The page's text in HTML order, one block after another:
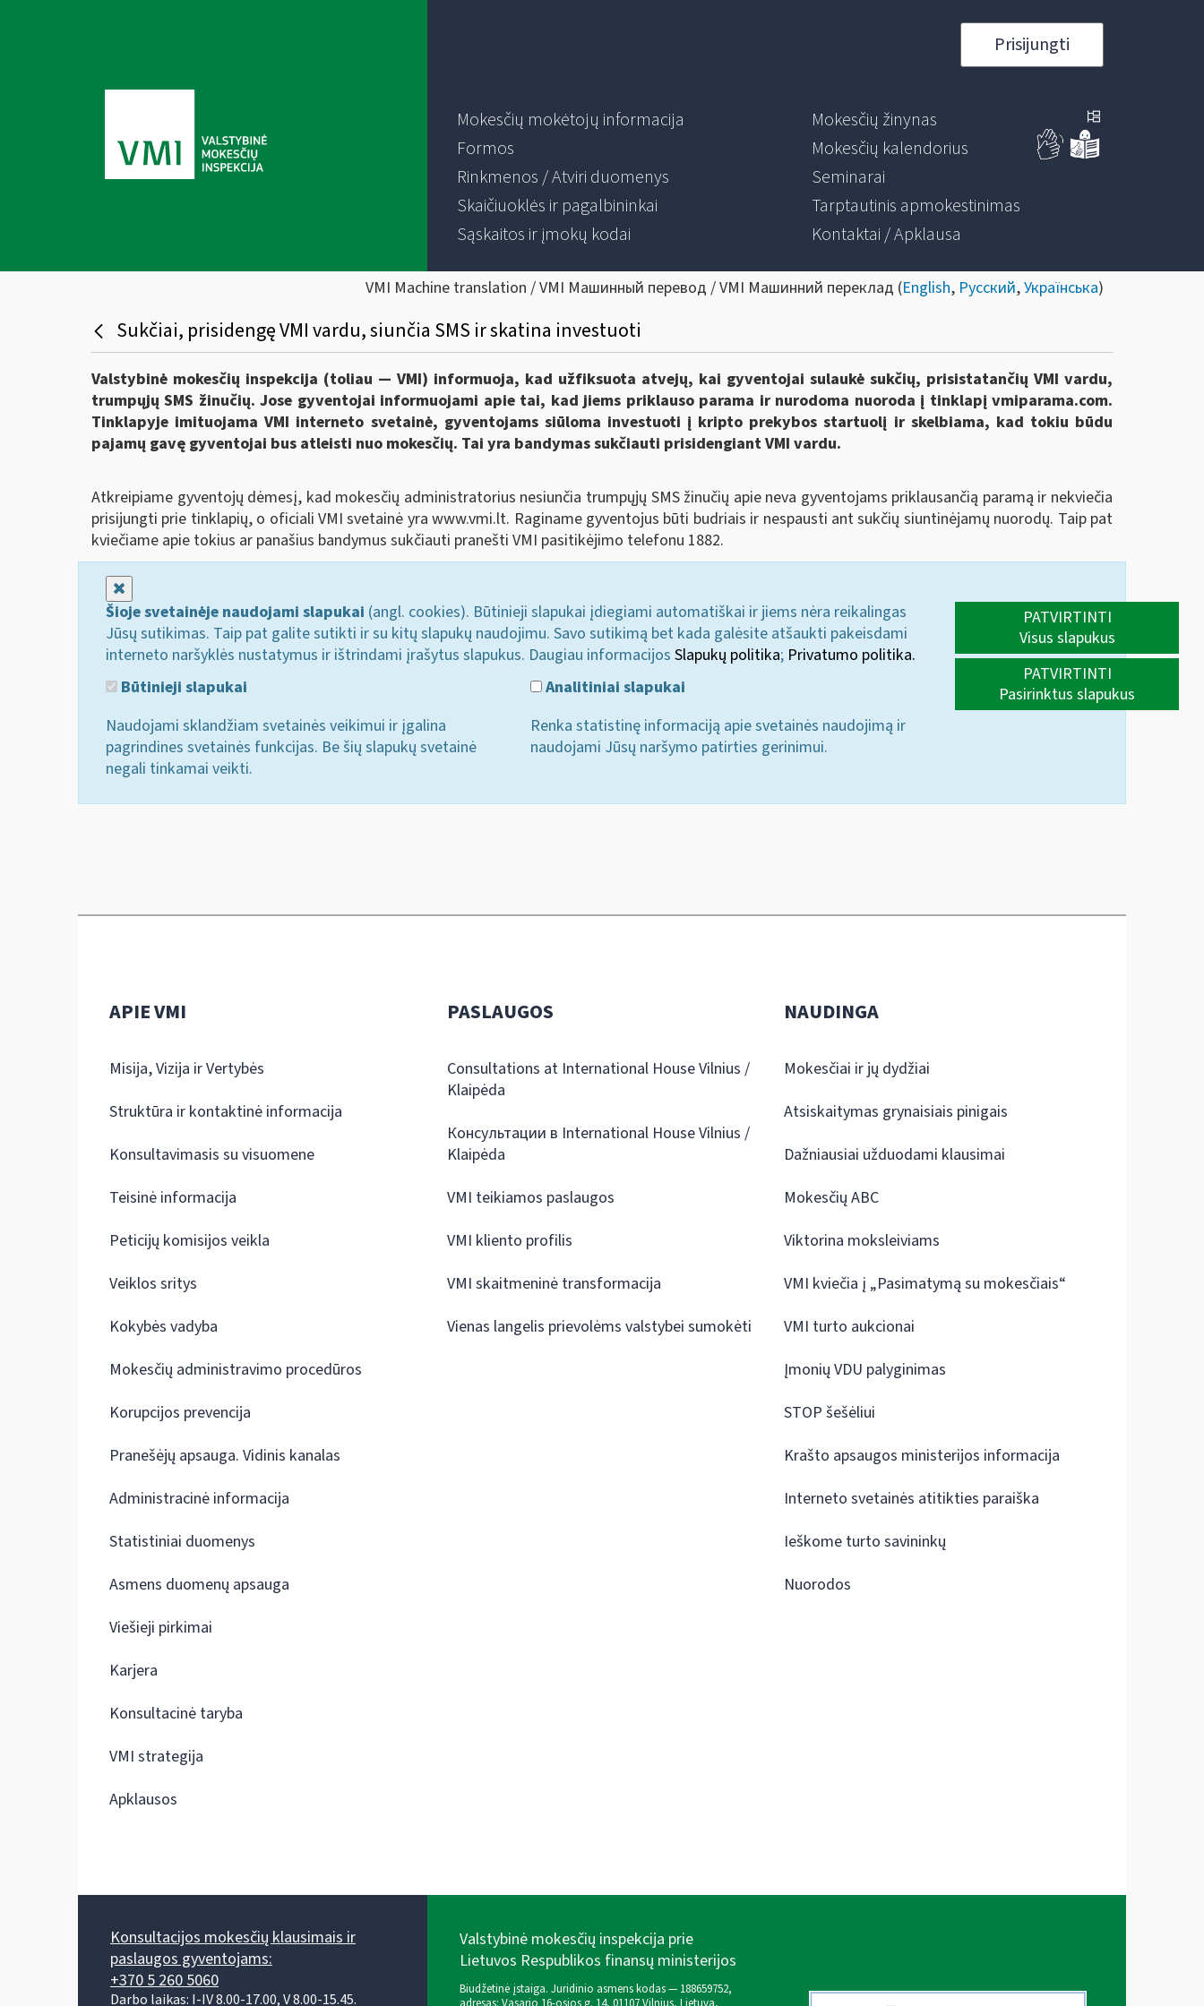
Prisijungti
Mokesčių mokėtojų informacija
Formos
Rinkmenos / Atviri duomenys
Skaičiuoklės ir pagalbininkai
Sąskaitos ir įmokų kodai
Mokesčių žinynas
Mokesčių kalendorius
Seminarai
Tarptautinis apmokestinimas
Kontaktai / Apklausa
VMI Machine translation / VMI Машинный перевод / VMI Машинний переклад (English, Русский,Українська)
Sukčiai, prisidengę VMI vardu, siunčia SMS ir skatina investuoti
Valstybinė mokesčių inspekcija (toliau — VMI) informuoja, kad užfiksuota atvejų, kai gyventojai sulaukė sukčių, prisistatančių VMI vardu,
trumpųjų SMS žinučių. Jose gyventojai informuojami apie tai, kad jiems priklauso parama ir nurodoma nuoroda į tinklapį vmiparama.com.
Tinklapyje imituojama VMI interneto svetainė, gyventojams siūloma investuoti į kripto prekybos startuolį ir skelbiama, kad tokiu būdu
pajamų gavę gyventojai bus atleisti nuo mokesčių. Tai yra bandymas sukčiauti prisidengiant VMI vardu.
Atkreipiame gyventojų dėmesį, kad mokesčių administratorius nesiunčia trumpųjų SMS žinučių apie neva gyventojams priklausančią paramą ir nekviečia
prisijungti prie tinklapių, o oficiali VMI svetainė yra www.vmi.lt. Raginame gyventojus būti budriais ir nespausti ant sukčių siuntinėjamų nuorodų. Taip pat
kviečiame apie tokius ar panašius bandymus sukčiauti pranešti VMI pasitikėjimo telefonu 1882.
Šioje svetainėje naudojami slapukai (angl. cookies). Būtinieji slapukai įdiegiami automatiškai ir jiems nėra reikalingas
Jūsų sutikimas. Taip pat galite sutikti ir su kitų slapukų naudojimu. Savo sutikimą bet kada galėsite atšaukti pakeisdami
interneto naršyklės nustatymus ir ištrindami įrašytus slapukus. Daugiau informacijos Slapukų politika; Privatumo politika.
Būtinieji slapukai
Naudojami sklandžiam svetainės veikimui ir įgalina
pagrindines svetainės funkcijas. Be šių slapukų svetainė
negali tinkamai veikti.
Analitiniai slapukai
Renka statistinę informaciją apie svetainės naudojimą ir
naudojami Jūsų naršymo patirties gerinimui.
PATVIRTINTI
Visus slapukus
PATVIRTINTI
Pasirinktus slapukus
APIE VMI
Misija, Vizija ir Vertybės
Struktūra ir kontaktinė informacija
Konsultavimasis su visuomene
Teisinė informacija
Peticijų komisijos veikla
Veiklos sritys
Kokybės vadyba
Mokesčių administravimo procedūros
Korupcijos prevencija
Pranešėjų apsauga. Vidinis kanalas
Administracinė informacija
Statistiniai duomenys
Asmens duomenų apsauga
Viešieji pirkimai
Karjera
Konsultacinė taryba
VMI strategija
Apklausos
PASLAUGOS
Consultations at International House Vilnius /
Klaipėda
Консультации в International House Vilnius /
Klaipėda
VMI teikiamos paslaugos
VMI kliento profilis
VMI skaitmeninė transformacija
Vienas langelis prievolėms valstybei sumokėti
NAUDINGA
Mokesčiai ir jų dydžiai
Atsiskaitymas grynaisiais pinigais
Dažniausiai užduodami klausimai
Mokesčių ABC
Viktorina moksleiviams
VMI kviečia į „Pasimatymą su mokesčiais“
VMI turto aukcionai
Įmonių VDU palyginimas
STOP šešėliui
Krašto apsaugos ministerijos informacija
Interneto svetainės atitikties paraiška
Ieškome turto savininkų
Nuorodos
Konsultacijos mokesčių klausimais ir
paslaugos gyventojams:
+370 5 260 5060
Darbo laikas: I-IV 8.00-17.00, V 8.00-15.45.
Valstybinė mokesčių inspekcija prie
Lietuvos Respublikos finansų ministerijos
Biudžetinė įstaiga. Juridinio asmens kodas — 188659752,